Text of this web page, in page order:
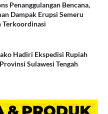
Penanggulangan Bencana,
Dampak Erupsi Semeru
Terkoordinasi
Hadiri Ekspedisi Rupiah
Sulawesi Tengah